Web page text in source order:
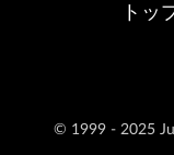
© 1999 - 2025
トッ